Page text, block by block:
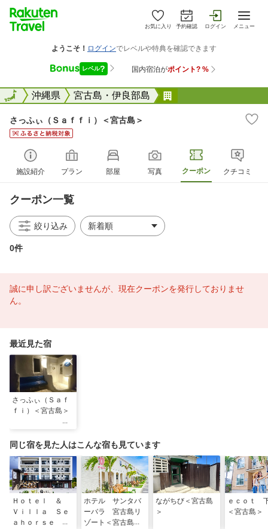
お気に入り 予約確認 ログイン メニュー
全国沖縄県 宮古島・伊良部島
全国
さっふぃ（Ｓａｆｆｉ）＜宮古島＞
施設紹介 プラン 部屋 写真 クーポン クチコミ
クーポン一覧
絞り込み
0件
誠に申し訳ございませんが、現在クーポンを発行しておりませ
ん。
最近見た宿
さっふぃ（Ｓａｆ
ｆｉ）＜宮古島＞
同じ宿を見た人はこんな宿も見ています
Ｈｏｔｅｌ ＆
Ｖｉｌｌａ Ｓｅ
ａｈｏｒｓｅ Ｍ
ホテル サンタバ
ーバラ 宮古島リ
ゾート＜宮古島＞
ながちび＜宮古島
＞
ｅｃｏｔ
＜宮古島＞